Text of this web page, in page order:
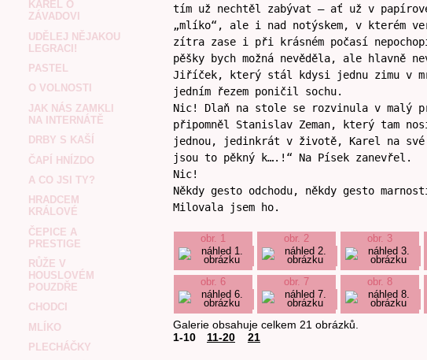
KAREL O
ZÁVADOVI
UDĚLEJ NĚJAKOU
LEGRACI!
PASTEL
O VOLNOSTI
JAK NÁS ZAMKLI
NA INTERNÁTĚ
DRBY S KAŠÍ
ČAPÍ HNÍZDO
A CO JSI TY?
HRADCEM
KRÁLOVÉ
ČEPICE A
PRESTIGE
RŮŽE V
HOUSLOVÉM
POUZDŘE
CHODCI
MLÍKO
PLECHÁČKY
tím už nechtěl zabývat – ať už v
„mlíko“, ale i nad notýskem, v kterém
zítra zase i při krásném počasí
pěšky bych možná nevěděla, ale
Jiříček, který stál kdysi jednu zimu v
jedním řezem poničil sochu.
Nic! Dlaň na stole se rozvinula v malý
připomněl Stanislav Zeman, který tam
jednou, jedinkrát v životě, Karel na své
jsou to pěkný k….!“ Na Písek zanevřel.
Nic!
Někdy gesto odchodu, někdy gesto
Milovala jsem ho.
obr. 1 obr. 2 obr. 3
obr. 6 obr. 7 obr. 8
Galerie obsahuje celkem 21 obrázků.
1-10
11-20 21